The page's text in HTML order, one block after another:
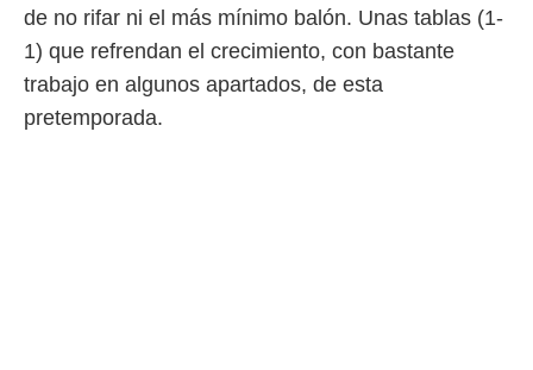
cookies
aceptar
sitio
de no rifar ni el más mínimo balón. Unas tablas (1-
1) que refrendan el crecimiento, con bastante
trabajo en algunos apartados, de esta
pretemporada.